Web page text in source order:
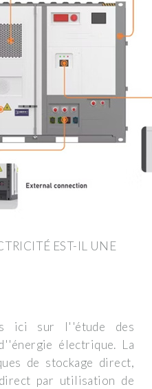
EST-IL UNE
ici sur l''étude des
électrique. La
de stockage direct,
par utilisation de